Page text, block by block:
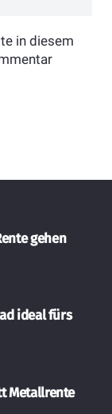
in diesem
gehen
ideal fürs
Metallrente